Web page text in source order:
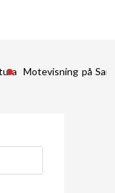
Motevisning på